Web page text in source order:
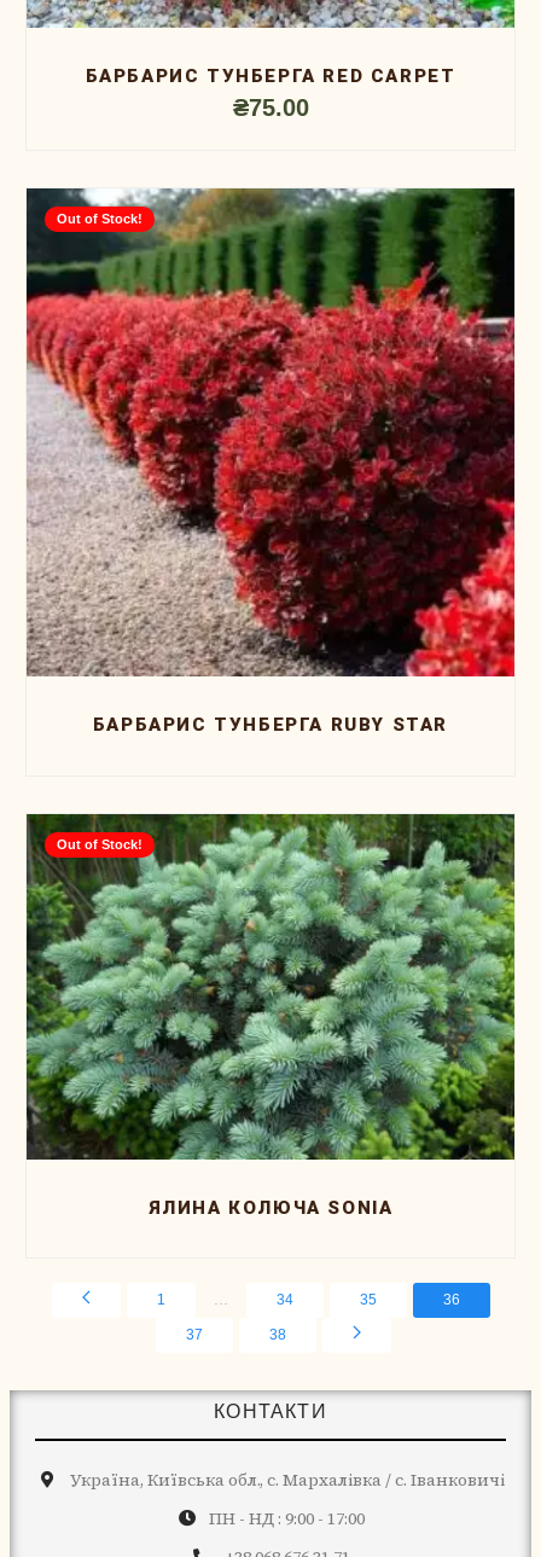
БАРБАРИС ТУНБЕРГА RED CARPET
₴75.00
Out of Stock!
БАРБАРИС ТУНБЕРГА RUBY STAR
Out of Stock!
ЯЛИНА КОЛЮЧА SONIA
1 ... 34 35 36
37 38
КОНТАКТИ
Україна, Київська обл., с. Мархалівка / с. Іванковичі
ПН - НД : 9:00 - 17:00